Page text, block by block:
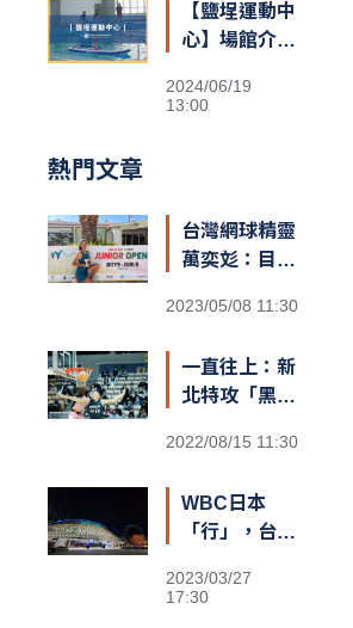
【鹽埕運動中
心】場館介紹
2024/06/19
13:00
熱門文章
台灣網球精靈
萬奕彣：目標
第一
2023/05/08 11:30
一直往上：新
北特攻「黑
咬定T1新球
2022/08/15 11:30
WBC日本
「行」，台灣
2023/03/27
17:30